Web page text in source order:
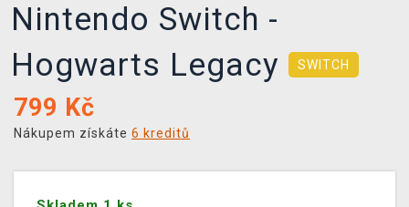
Nintendo Switch -
Hogwarts Legacy
SWITCH
799 Kč
Nákupem získáte 6 kreditů